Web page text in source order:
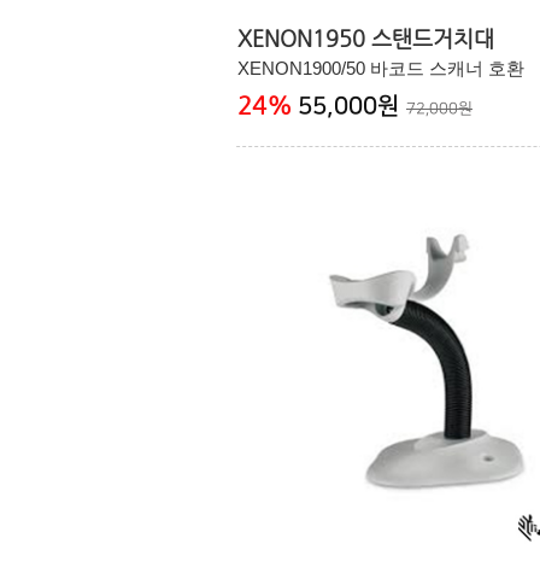
XENON1950 스탠드거치대
XENON1900/50 바코드 스캐너 호환
24% 55,000원 72,000원